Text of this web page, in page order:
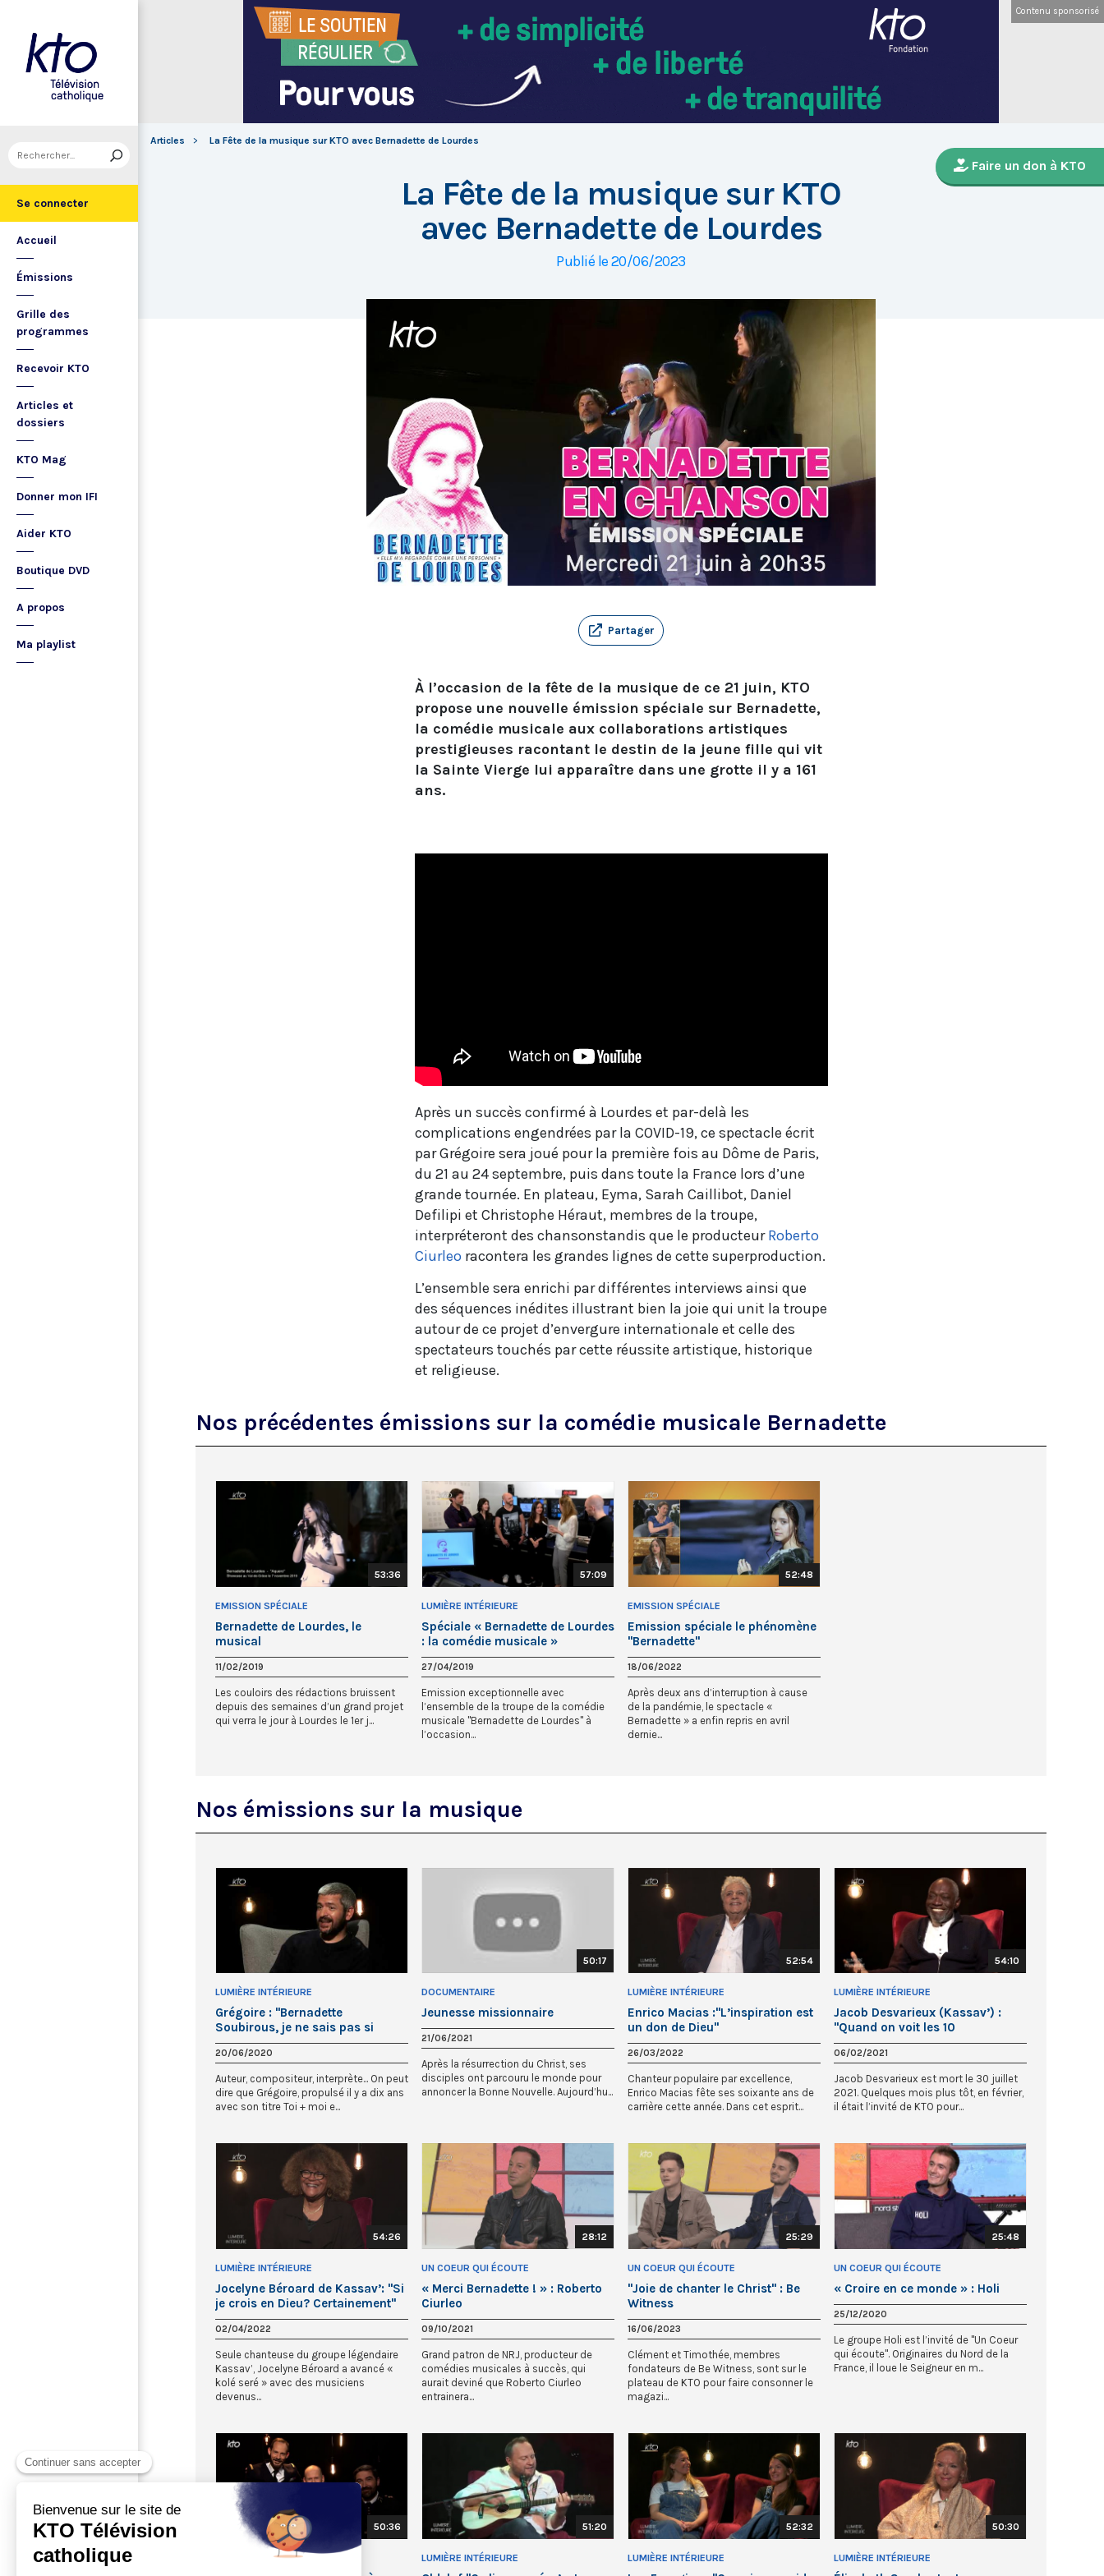
Se connecter
Accueil
Émissions
Grille des
programmes
Recevoir KTO
Articles et
dossiers
KTO Mag
Donner mon IFI
Aider KTO
Boutique DVD
A propos
Ma playlist
Contenu sponsorisé
Articles La Fête de la musique sur KTO avec Bernadette de Lourdes
Faire un don à KTO
La Fête de la musique sur KTO
avec Bernadette de Lourdes
Publié le 20/06/2023
Partager
À l’occasion de la fête de la musique de ce 21 juin, KTO
propose une nouvelle émission spéciale sur Bernadette,
la comédie musicale aux collaborations artistiques
prestigieuses racontant le destin de la jeune fille qui vit
la Sainte Vierge lui apparaître dans une grotte il y a 161
ans.
Après un succès confirmé à Lourdes et par-delà les
complications engendrées par la COVID-19, ce spectacle écrit
par Grégoire sera joué pour la première fois au Dôme de Paris,
du 21 au 24 septembre, puis dans toute la France lors d’une
grande tournée. En plateau, Eyma, Sarah Caillibot, Daniel
Defilipi et Christophe Héraut, membres de la troupe,
interpréteront des chansonstandis que le producteurRoberto
Ciurleo racontera les grandes lignes de cette superproduction.
L’ensemble sera enrichi par différentes interviews ainsi que
des séquences inédites illustrant bien la joie qui unit la troupe
autour de ce projet d’envergure internationale et celle des
spectateurs touchés par cette réussite artistique, historique
et religieuse.
Nos précédentes émissions sur la comédie musicale Bernadette
53:36
EMISSION SPÉCIALE
Bernadette de Lourdes, le
musical
11/02/2019
Les couloirs des rédactions bruissent
depuis des semaines d’un grand projet
qui verra le jour à Lourdes le 1er j...
57:09
LUMIÈRE INTÉRIEURE
Spéciale « Bernadette de Lourdes
: la comédie musicale »
27/04/2019
Emission exceptionnelle avec
l’ensemble de la troupe de la comédie
musicale "Bernadette de Lourdes" à
l’occasion...
52:48
EMISSION SPÉCIALE
Emission spéciale le phénomène
"Bernadette"
18/06/2022
Après deux ans d’interruption à cause
de la pandémie, le spectacle «
Bernadette » a enfin repris en avril
dernie...
Nos émissions sur la musique
LUMIÈRE INTÉRIEURE
Grégoire : "Bernadette
Soubirous, je ne sais pas si
j’aurais eu son courage... "
20/06/2020
Auteur, compositeur, interprète... On peut
dire que Grégoire, propulsé il y a dix ans
avec son titre Toi + moi e...
50:17
DOCUMENTAIRE
Jeunesse missionnaire
21/06/2021
Après la résurrection du Christ, ses
disciples ont parcouru le monde pour
annoncer la Bonne Nouvelle. Aujourd’hu...
52:54
LUMIÈRE INTÉRIEURE
Enrico Macias :"L’inspiration est
un don de Dieu"
26/03/2022
Chanteur populaire par excellence,
Enrico Macias fête ses soixante ans de
carrière cette année. Dans cet esprit...
54:10
LUMIÈRE INTÉRIEURE
Jacob Desvarieux (Kassav’) :
"Quand on voit les 10
Commandements, on comprend
ce que c’est..."
06/02/2021
Jacob Desvarieux est mort le 30 juillet
2021. Quelques mois plus tôt, en février,
il était l’invité de KTO pour...
54:26
LUMIÈRE INTÉRIEURE
Jocelyne Béroard de Kassav’: "Si
je crois en Dieu? Certainement"
02/04/2022
Seule chanteuse du groupe légendaire
Kassav’, Jocelyne Béroard a avancé «
kolé seré » avec des musiciens
devenus...
28:12
UN COEUR QUI ÉCOUTE
« Merci Bernadette ! » : Roberto
Ciurleo
09/10/2021
Grand patron de NRJ, producteur de
comédies musicales à succès, qui
aurait deviné que Roberto Ciurleo
entrainera...
25:29
UN COEUR QUI ÉCOUTE
"Joie de chanter le Christ" : Be
Witness
16/06/2023
Clément et Timothée, membres
fondateurs de Be Witness, sont sur le
plateau de KTO pour faire consonner le
magazi...
25:48
UN COEUR QUI ÉCOUTE
« Croire en ce monde » : Holi
25/12/2020
Le groupe Holi est l’invité de "Un Coeur
qui écoute". Originaires du Nord de la
France, il loue le Seigneur en m...
50:36
LUMIÈRE INTÉRIEURE
51:20
LUMIÈRE INTÉRIEURE
52:32
LUMIÈRE INTÉRIEURE
50:30
LUMIÈRE INTÉRIEURE